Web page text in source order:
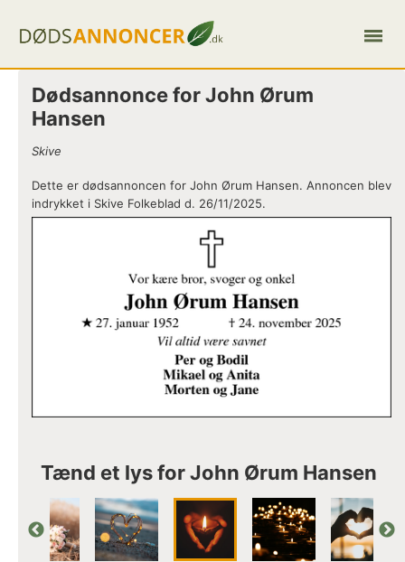
Dødsannonce for John Ørum
Hansen
Skive
Dette er dødsannoncen for John Ørum Hansen. Annoncen blev
indrykket i Skive Folkeblad d. 26/11/2025.
Tænd et lys for John Ørum Hansen